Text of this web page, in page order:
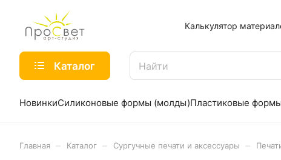
Калькулятор
Каталог
НовинкиСиликоновые формы (молды)Пластиковые формы
Главная Каталог Сургучные печати и аксессуары